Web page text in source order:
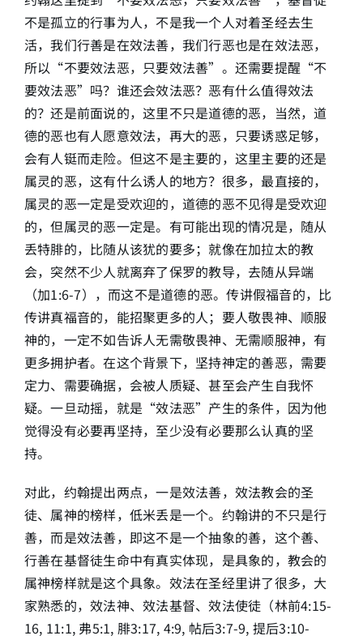
不是孤立的行事为人，不是我一个人对着圣经去生
活，我们行善是在效法善，我们行恶也是在效法恶，
所以“不要效法恶，只要效法善”。还需要提醒“不
要效法恶”吗？谁还会效法恶？恶有什么值得效法
的？还是前面说的，这里不只是道德的恶，当然，道
德的恶也有人愿意效法，再大的恶，只要诱惑足够，
会有人铤而走险。但这不是主要的，这里主要的还是
属灵的恶，这有什么诱人的地方？很多，最直接的，
属灵的恶一定是受欢迎的，道德的恶不见得是受欢迎
的，但属灵的恶一定是。有可能出现的情况是，随从
丢特腓的，比随从该犹的要多；就像在加拉太的教
会，突然不少人就离弃了保罗的教导，去随从异端
（加1:6-7），而这不是道德的恶。传讲假福音的，比
传讲真福音的，能招聚更多的人；要人敬畏神、顺服
神的，一定不如告诉人无需敬畏神、无需顺服神，有
更多拥护者。在这个背景下，坚持神定的善恶，需要
定力、需要确据，会被人质疑、甚至会产生自我怀
疑。一旦动摇，就是“效法恶”产生的条件，因为他
觉得没有必要再坚持，至少没有必要那么认真的坚
持。
对此，约翰提出两点，一是效法善，效法教会的圣
徒、属神的榜样，低米丢是一个。约翰讲的不只是行
善，而是效法善，即这不是一个抽象的善，这个善、
行善在基督徒生命中有真实体现，是具象的，教会的
属神榜样就是这个具象。效法在圣经里讲了很多，大
家熟悉的，效法神、效法基督、效法使徒（林前4:15-
16, 11:1, 弗5:1, 腓3:17, 4:9, 帖后3:7-9, 提后3:10-